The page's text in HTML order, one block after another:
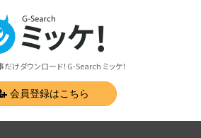
けダウンロード！G-Search ミッケ！
会員登録はこちら